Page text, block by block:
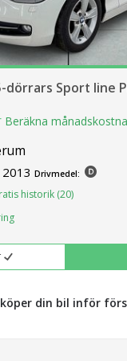
dörrars Sport line
Beräkna
2013 Drivmedel:
historik (20)
din bil inför